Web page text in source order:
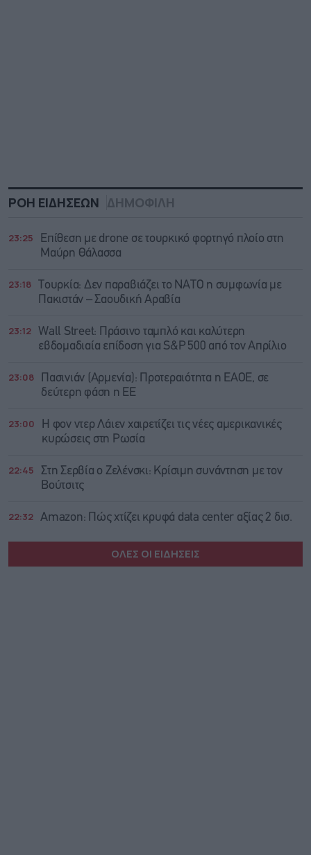
ΡΟΗ ΕΙΔΗΣΕΩΝ ΔΗΜΟΦΙΛΗ
23:25
Επίθεση με drone σε τουρκικό φορτηγό πλοίο στη
Μαύρη Θάλασσα
23:18
Τουρκία: Δεν παραβιάζει το ΝΑΤΟ η συμφωνία με
Πακιστάν – Σαουδική Αραβία
23:12
Wall Street: Πράσινο ταμπλό και καλύτερη
εβδομαδιαία επίδοση για S&P 500 από τον Απρίλιο
23:08
Πασινιάν (Αρμενία): Προτεραιότητα η ΕΑΟΕ, σε
δεύτερη φάση η ΕΕ
23:00
Η φον ντερ Λάιεν χαιρετίζει τις νέες αμερικανικές
κυρώσεις στη Ρωσία
22:45
Στη Σερβία ο Ζελένσκι: Κρίσιμη συνάντηση με τον
Βούτσιτς
22:32 Amazon: Πώς χτίζει κρυφά data center αξίας 2 δισ.
ΟΛΕΣ ΟΙ ΕΙΔΗΣΕΙΣ